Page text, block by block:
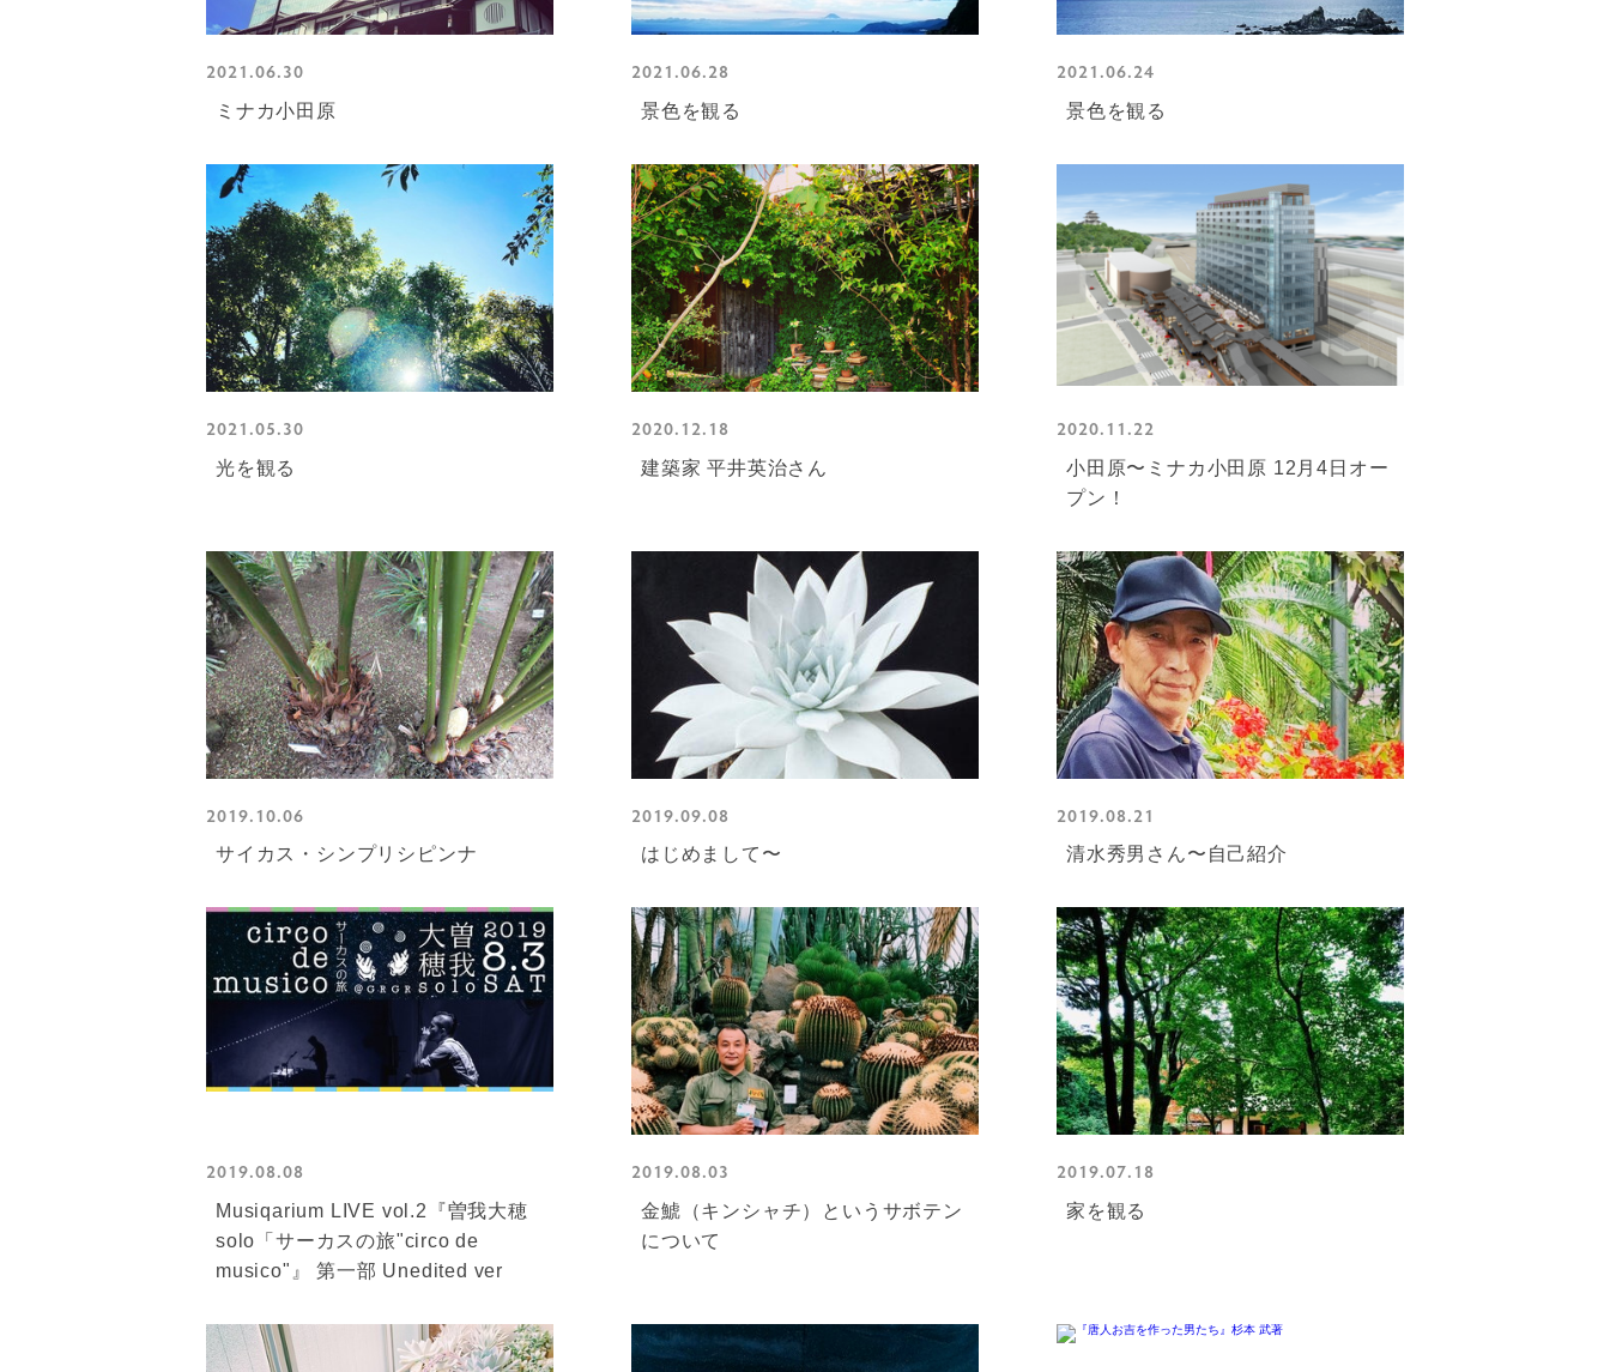
2021.06.30
ミナカ小田原
2021.06.28
景色を観る
2021.06.24
景色を観る
2021.05.30
光を観る
2020.12.18
建築家 平井英治さん
2020.11.22
小田原〜ミナカ小田原 12月4日オー
プン！
2019.10.06
サイカス・シンプリシピンナ
2019.09.08
はじめまして〜
2019.08.21
清水秀男さん〜自己紹介
2019.08.08
Musiqarium LIVE vol.2『曽我大穂
solo「サーカスの旅"circo de
musico"』 第一部 Unedited ver
2019.08.03
金鯱（キンシャチ）というサボテン
について
2019.07.18
家を観る